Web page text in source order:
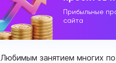
Прибыльные
сайта
Любимым занятием многих